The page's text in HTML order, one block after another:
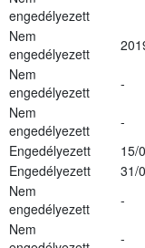
engedélyezett
Nem
engedélyezett
Nem
engedélyezett
-
Nem
engedélyezett
-
Engedélyezett
15/
Engedélyezett
31/
Nem
engedélyezett
-
Nem
-